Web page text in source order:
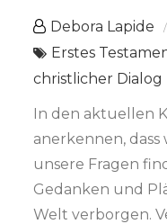
Debora Lapide
Erstes
christlicher Dialog
In den aktuellen
anerkennen,
unsere Fragen
Gedanken und
Welt verborgen.